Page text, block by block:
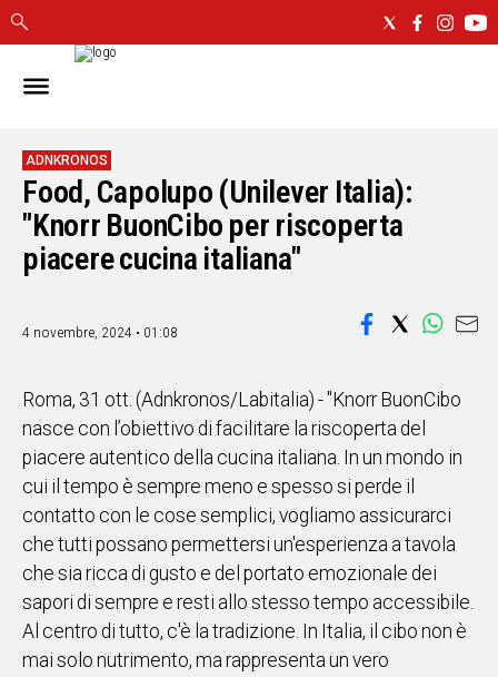
IN
CAGLIARI
SASSARI
NUORO
ORISTANO
SULCIS
OGLIASTRA
ALTRE
NOTIZIE
POLITICA
IN
ITALIA
NEL
MONDO
SPORT
EVENTI
ADNKRONOS
Food, Capolupo (Unilever Italia):
"Knorr BuonCibo per riscoperta
piacere cucina italiana"
4 novembre, 2024 • 01:08
Roma, 31 ott. (Adnkronos/Labitalia) - "Knorr BuonCibo
nasce con l’obiettivo di facilitare la riscoperta del
piacere autentico della cucina italiana. In un mondo in
cui il tempo è sempre meno e spesso si perde il
contatto con le cose semplici, vogliamo assicurarci
che tutti possano permettersi un'esperienza a tavola
che sia ricca di gusto e del portato emozionale dei
sapori di sempre e resti allo stesso tempo accessibile.
Al centro di tutto, c'è la tradizione. In Italia, il cibo non è
mai solo nutrimento, ma rappresenta un vero